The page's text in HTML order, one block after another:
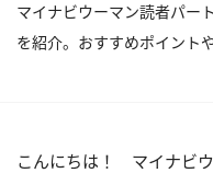
マイナビウーマン読者パー
を紹介。おすすめポイント
こんにちは！ マイナビ